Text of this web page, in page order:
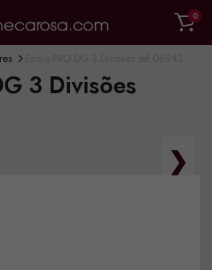
0
3 Divisões
❯